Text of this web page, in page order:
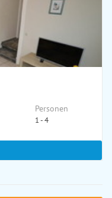
Personen
1 - 4